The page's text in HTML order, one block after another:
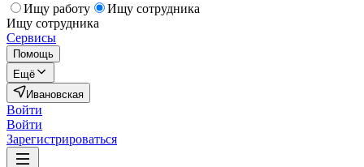
Ищу работу
Ищу сотрудника
Ищу сотрудника
Сервисы
Помощь
Ещё
Ивановская
Войти
Войти
Зарегистрироваться